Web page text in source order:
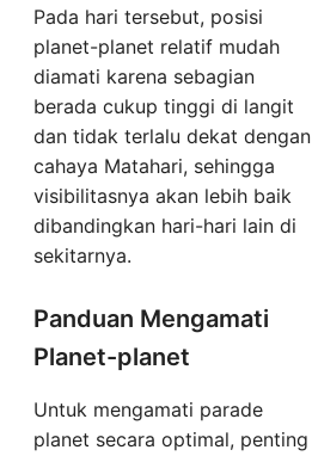
Pada hari tersebut, posisi
planet-planet relatif mudah
diamati karena sebagian
berada cukup tinggi di langit
dan tidak terlalu dekat dengan
cahaya Matahari, sehingga
visibilitasnya akan lebih baik
dibandingkan hari-hari lain di
sekitarnya.
Panduan Mengamati
Planet-planet
Untuk mengamati parade
planet secara optimal, penting